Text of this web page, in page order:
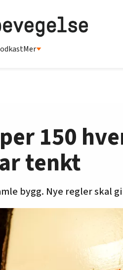
Mer
150
tenkt
bygg. Nye regler skal